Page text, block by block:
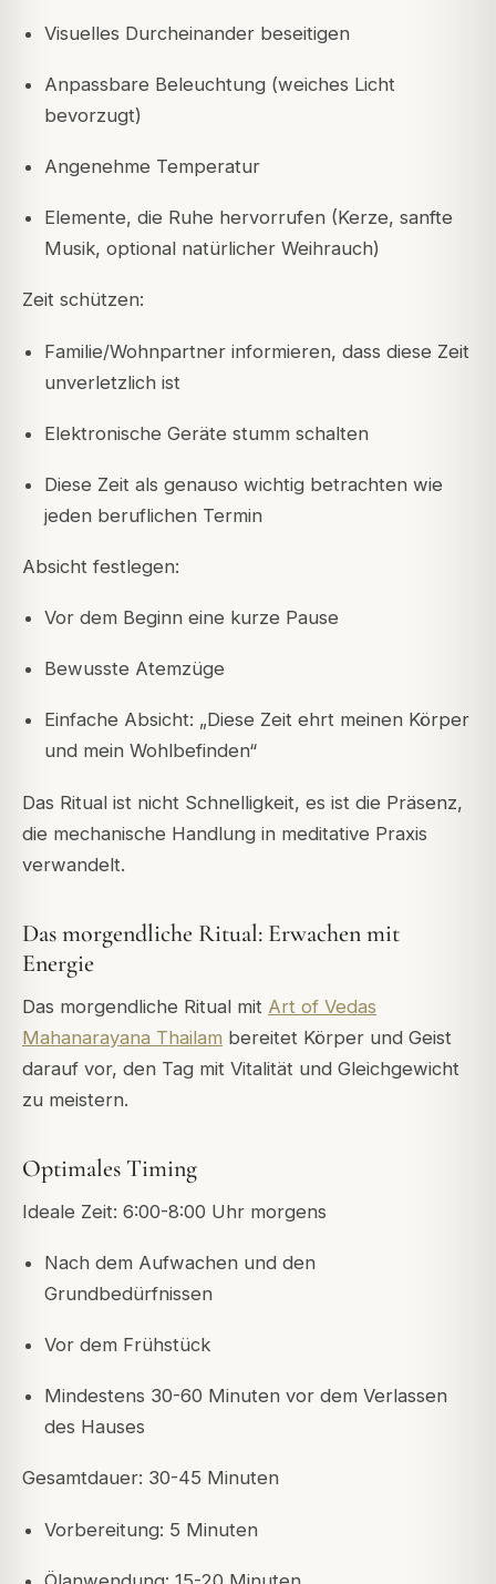
Visuelles Durcheinander beseitigen
Anpassbare Beleuchtung (weiches Licht
bevorzugt)
Angenehme Temperatur
Elemente, die Ruhe hervorrufen (Kerze, sanfte
Musik, optional natürlicher Weihrauch)
Zeit schützen:
Familie/Wohnpartner informieren, dass diese Zeit
unverletzlich ist
Elektronische Geräte stumm schalten
Diese Zeit als genauso wichtig betrachten wie
jeden beruflichen Termin
Absicht festlegen:
Vor dem Beginn eine kurze Pause
Bewusste Atemzüge
Einfache Absicht: „Diese Zeit ehrt meinen Körper
und mein Wohlbefinden“
Das Ritual ist nicht Schnelligkeit, es ist die Präsenz,
die mechanische Handlung in meditative Praxis
verwandelt.
Das morgendliche Ritual: Erwachen mit
Energie
Das morgendliche Ritual mit Art of Vedas
Mahanarayana Thailam bereitet Körper und Geist
darauf vor, den Tag mit Vitalität und Gleichgewicht
zu meistern.
Optimales Timing
Ideale Zeit: 6:00-8:00 Uhr morgens
Nach dem Aufwachen und den
Grundbedürfnissen
Vor dem Frühstück
Mindestens 30-60 Minuten vor dem Verlassen
des Hauses
Gesamtdauer: 30-45 Minuten
Vorbereitung: 5 Minuten